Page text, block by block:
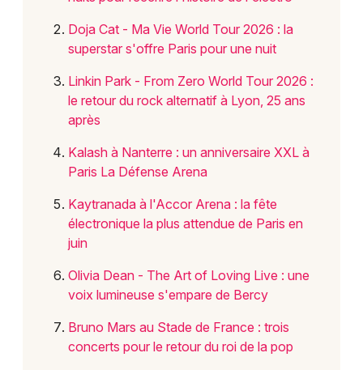
Mon email
Doja Cat - Ma Vie World Tour 2026 : la
superstar s'offre Paris pour une nuit
Linkin Park - From Zero World Tour 2026 :
le retour du rock alternatif à Lyon, 25 ans
après
Kalash à Nanterre : un anniversaire XXL à
Paris La Défense Arena
Kaytranada à l'Accor Arena : la fête
électronique la plus attendue de Paris en
juin
Olivia Dean - The Art of Loving Live : une
voix lumineuse s'empare de Bercy
Bruno Mars au Stade de France : trois
concerts pour le retour du roi de la pop